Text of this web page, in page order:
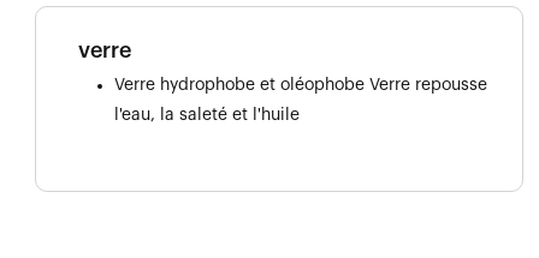
verre
Verre hydrophobe et oléophobe Verre repousse
l'eau, la saleté et l'huile